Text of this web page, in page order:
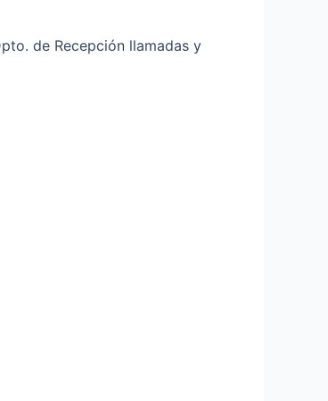
de Recepción llamadas y